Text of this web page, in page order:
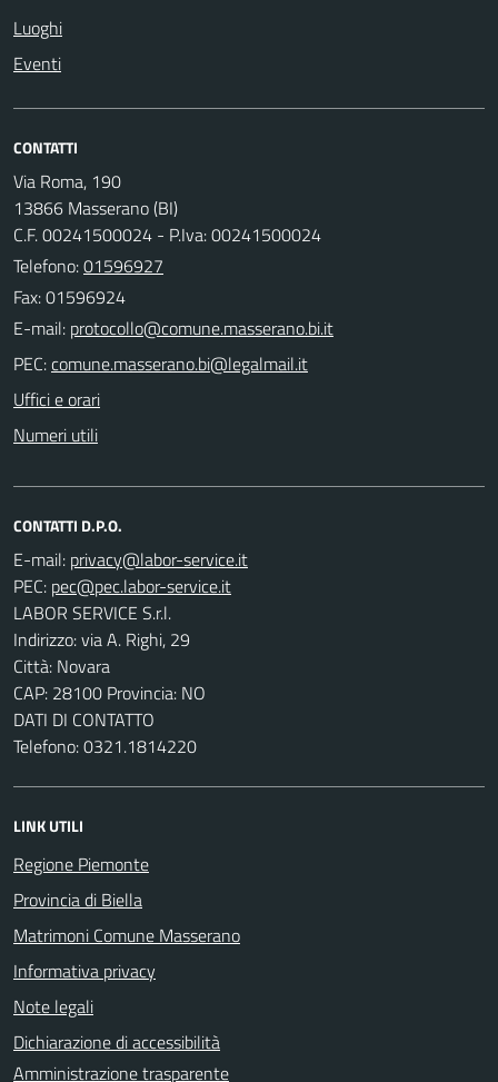
Luoghi
Eventi
CONTATTI
Via Roma, 190
13866 Masserano (BI)
C.F. 00241500024 - P.Iva: 00241500024
Telefono:01596927
Fax: 01596924
E-mail:
PEC:
Uffici e orari
Numeri utili
CONTATTI D.P.O.
E-mail:
PEC:
LABOR SERVICE S.r.l.
Indirizzo: via A. Righi, 29
Città: Novara
CAP: 28100 Provincia: NO
DATI DI CONTATTO
Telefono: 0321.1814220
LINK UTILI
Regione Piemonte
Provincia di Biella
Matrimoni Comune Masserano
Informativa privacy
Note legali
Dichiarazione di accessibilità
Amministrazione trasparente